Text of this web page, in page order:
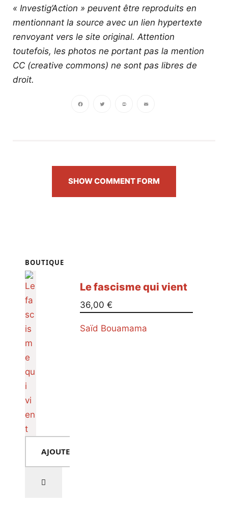
« Investig’Action » peuvent être reproduits en
mentionnant la source avec un lien hypertexte
renvoyant vers le site original. Attention
toutefois, les photos ne portant pas la mention
CC (creative commons) ne sont pas libres de
droit.
SHOW COMMENT FORM
BOUTIQUE
AJOUTER AU PANIER
Le fascisme qui vient
36,00 €
Saïd Bouamama